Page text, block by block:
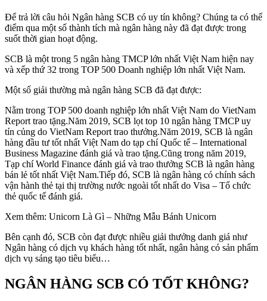
Để trả lời câu hỏi Ngân hàng SCB có uy tín không? Chúng ta có thể
điểm qua một số thành tích mà ngân hàng này đã đạt được trong
suốt thời gian hoạt động.
SCB là một trong 5 ngân hàng TMCP lớn nhất Việt Nam hiện nay
và xếp thứ 32 trong TOP 500 Doanh nghiệp lớn nhất Việt Nam.
Một số giải thường mà ngân hàng SCB đã đạt được:
Nằm trong TOP 500 doanh nghiệp lớn nhất Việt Nam do VietNam
Report trao tặng.Năm 2019, SCB lọt top 10 ngân hàng TMCP uy
tín củng do VietNam Report trao thưởng.Năm 2019, SCB là ngân
hàng đầu tư tốt nhất Việt Nam do tạp chí Quốc tế – International
Business Magazine đánh giá và trao tặng.Cũng trong năm 2019,
Tạp chí World Finance đánh giá và trao thưởng SCB là ngân hàng
bán lẻ tốt nhất Việt Nam.Tiếp đó, SCB là ngân hàng có chính sách
vận hành thẻ tại thị trường nước ngoài tốt nhất do Visa – Tổ chức
thẻ quốc tế đánh giá.
Xem thêm: Unicorn Là Gì – Những Mẫu Bánh Unicorn
Bên cạnh đó, SCB còn đạt được nhiều giải thưởng danh giá như
Ngân hàng có dịch vụ khách hàng tốt nhất, ngân hàng có sản phẩm
dịch vụ sáng tạo tiêu biểu…
NGÂN HÀNG SCB CÓ TỐT KHÔNG?